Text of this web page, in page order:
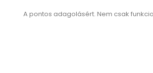
A pontos adagolásért. Nem csak